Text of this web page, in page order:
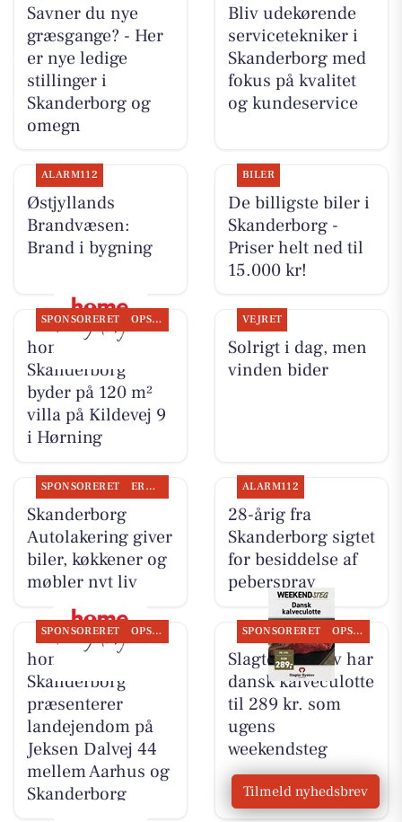
Savner du nye
græsgange? - Her
er nye ledige
stillinger i
Skanderborg og
omegn
Bliv udekørende
servicetekniker i
Skanderborg med
fokus på kvalitet
og kundeservice
ALARM112
Østjyllands
Brandvæsen:
Brand i bygning
BILER
De billigste biler i
Skanderborg -
Priser helt ned til
15.000 kr!
SPONSORERET OPSLAGSTAVLEN
home
Skanderborg
byder på 120 m²
villa på Kildevej 9
i Hørning
VEJRET
Solrigt i dag, men
vinden bider
SPONSORERET ERHVERV
Skanderborg
Autolakering giver
biler, køkkener og
møbler nyt liv
ALARM112
28-årig fra
Skanderborg sigtet
for besiddelse af
peberspray
SPONSORERET OPSLAGSTAVLEN
home
Skanderborg
præsenterer
landejendom på
Jeksen Dalvej 44
mellem Aarhus og
Skanderborg
SPONSORERET OPSLAGSTAVLEN
Slagter Byskov har
dansk kalveculotte
til 289 kr. som
ugens
weekendsteg
Tilmeld nyhedsbrev